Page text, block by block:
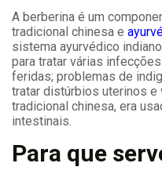
A berberina é um
tradicional chinesa e
sistema ayurvédico
para tratar várias
feridas; problemas de
tratar distúrbios uterinos e
tradicional chinesa, era
intestinais.
Para que